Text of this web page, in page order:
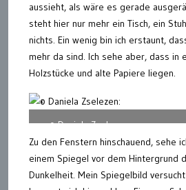
aussieht, als wäre es gerade
steht hier nur mehr ein Tisch, ein
nichts. Ein wenig bin ich erstaunt,
mehr da sind. Ich sehe aber, dass in
Holzstücke und alte Papiere liegen.
© Daniela Zselezen:
Zu den Fenstern hinschauend, sehe
einem Spiegel vor dem Hintergrund
Dunkelheit. Mein Spiegelbild